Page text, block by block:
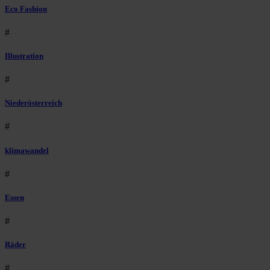
Eco Fashion
#
Illustration
#
Niederösterreich
#
klimawandel
#
Essen
#
Räder